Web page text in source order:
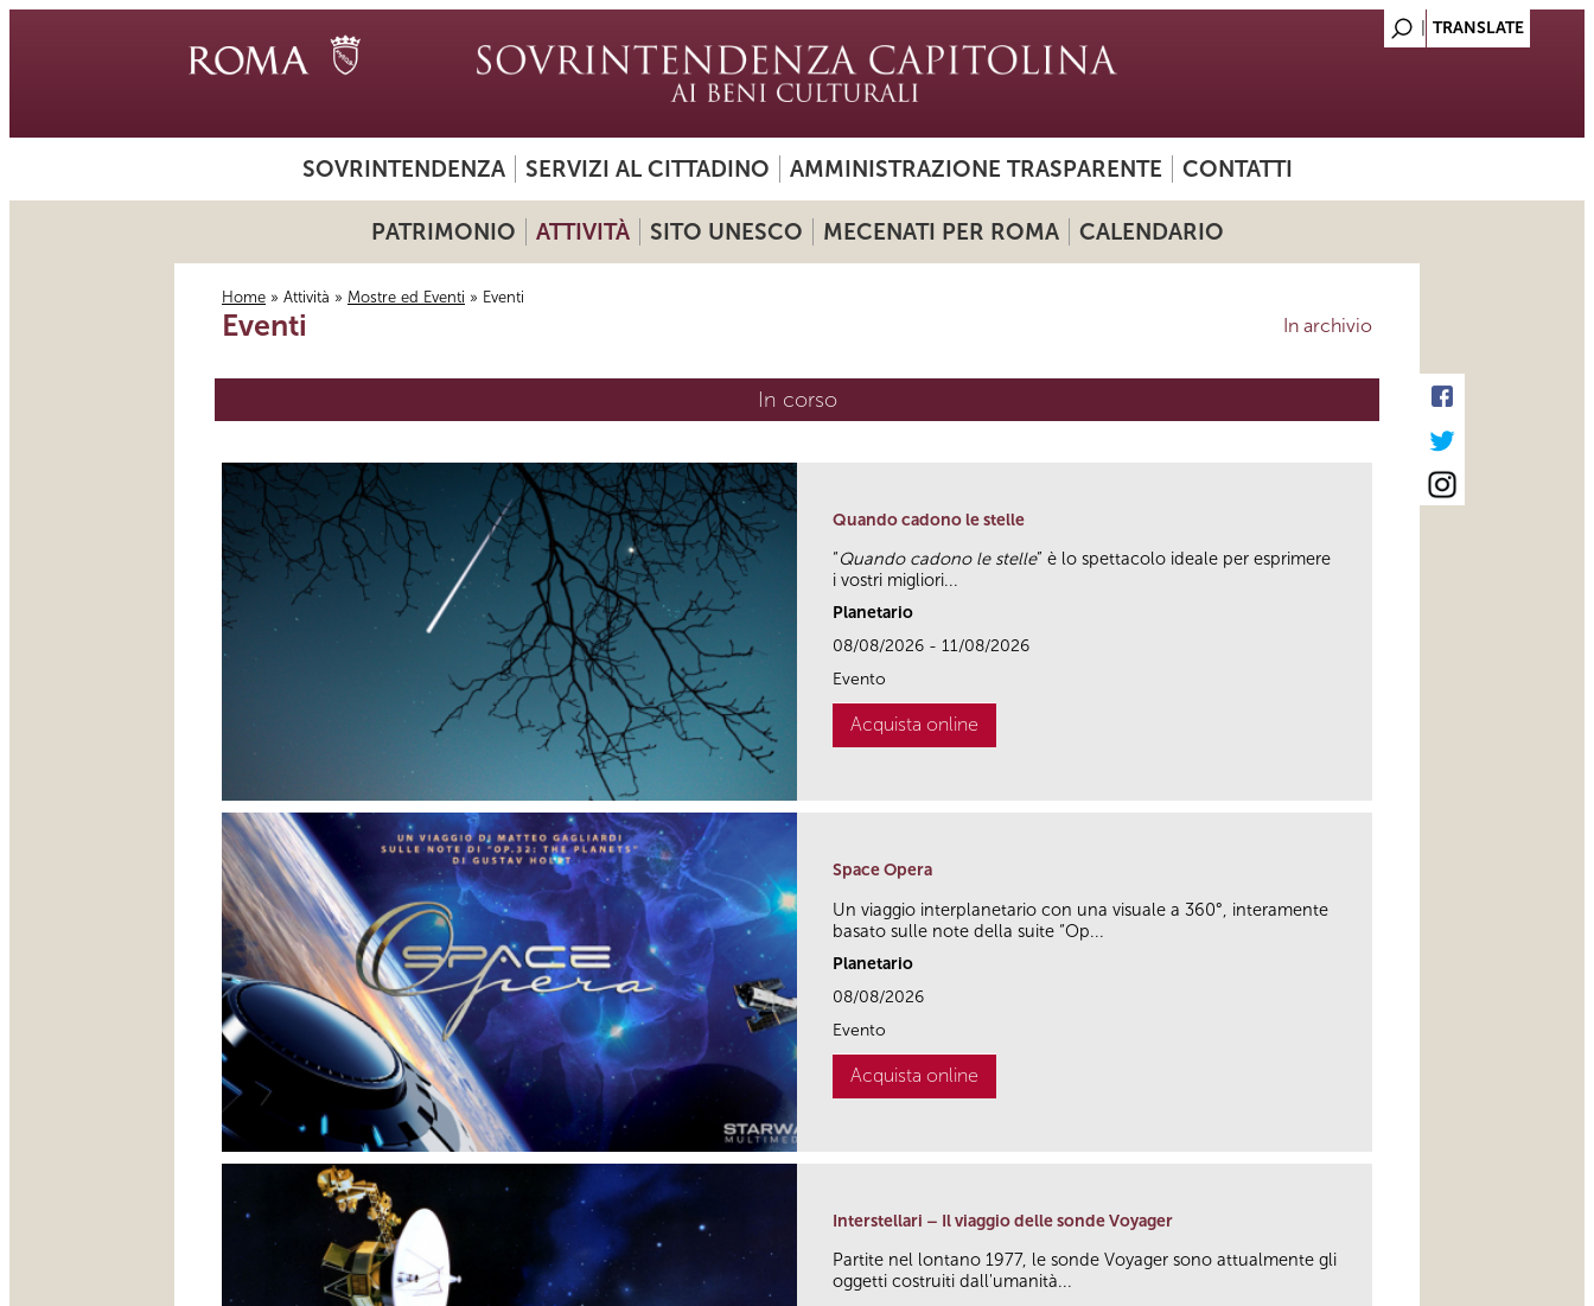
SOVRINTENDENZA SERVIZI AL CITTADINO AMMINISTRAZIONE TRASPARENTE CONTATTI
PATRIMONIO ATTIVITÀ SITO UNESCO MECENATI PER ROMA CALENDARIO
Tu sei qui
Home » Attività » Mostre ed Eventi » Eventi
Eventi In archivio
In corso(scheda attiva)
Quando cadono le stelle
“Quando cadono le stelle” è lo spettacolo ideale per esprimere
i vostri migliori...
Planetario
08/08/2026 - 11/08/2026
Evento
Acquista online
Space Opera
Un viaggio interplanetario con una visuale a 360°, interamente
basato sulle note della suite “Op...
Planetario
08/08/2026
Evento
Acquista online
Interstellari – Il viaggio delle sonde Voyager
Partite nel lontano 1977, le sonde Voyager sono attualmente gli
oggetti costruiti dall'umanità...